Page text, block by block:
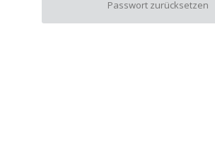
Passwort zurücksetzen